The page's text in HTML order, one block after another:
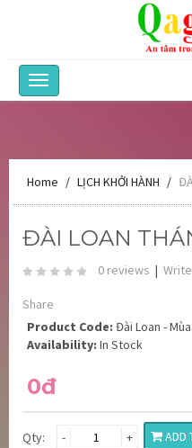
Home LỊCH KHỞI HÀNH
ĐÀI LOAN
0 reviews |
Share
Product Code: Đài Loan -
Availability: In Stock
0đ
Qty: - +
ADD